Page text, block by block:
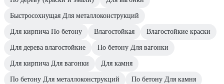
Быстросохнущая Для металлоконструкций
Для кирпича По бетону Влагостойкая Влагостойкие краски
Для дерева влагостойкие По бетону Для вагонки
Для кирпича Для вагонки Для камня
По бетону Для металлоконструкций По бетону Для камня